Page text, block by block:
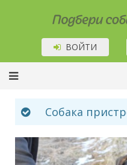
Подбери собаку!
ВОЙТИ
Собака